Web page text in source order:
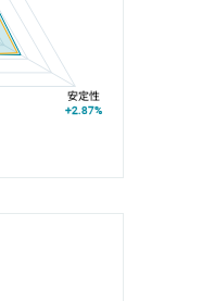
安定性
+2.87%